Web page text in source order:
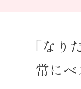
「なり
常に